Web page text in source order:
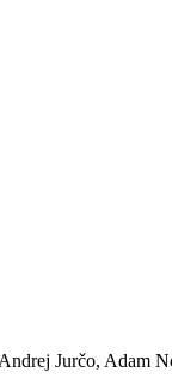
Jurčo, Adam